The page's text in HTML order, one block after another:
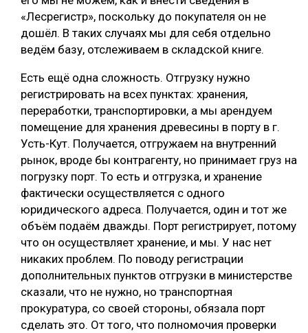
«Лесрегистр», поскольку до покупателя он не
дошёл. В таких случаях мы для себя отдельно
ведём базу, отслеживаем в складской книге.
Есть ещё одна сложность. Отгрузку нужно
регистрировать на всех пунктах: хранения,
переработки, транспортировки, а мы арендуем
помещение для хранения древесины в порту в г.
Усть-Кут. Получается, отгружаем на внутренний
рынок, вроде бы контрагенту, но принимает груз на
погрузку порт. То есть и отгрузка, и хранение
фактически осуществляется с одного
юридического адреса. Получается, один и тот же
объём подаём дважды. Порт регистрирует, потому
что он осуществляет хранение, и мы. У нас нет
никаких проблем. По поводу регистрации
дополнительных пунктов отгрузки в министерстве
сказали, что не нужно, но транспортная
прокуратура, со своей стороны, обязала порт
сделать это. От того, что полномочия проверки